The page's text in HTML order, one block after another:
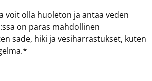
voit olla huoleton ja antaa veden
on paras mahdollinen
sade, hiki ja vesiharrastukset, kuten